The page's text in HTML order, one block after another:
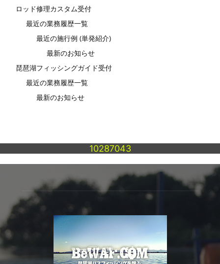
ロッド修理カスタム受付
最近の業務履歴一覧
最近の施行例 (単発紹介)
最新のお知らせ
琵琶湖フィッシングガイド受付
最近の業務履歴一覧
最新のお知らせ
10287043